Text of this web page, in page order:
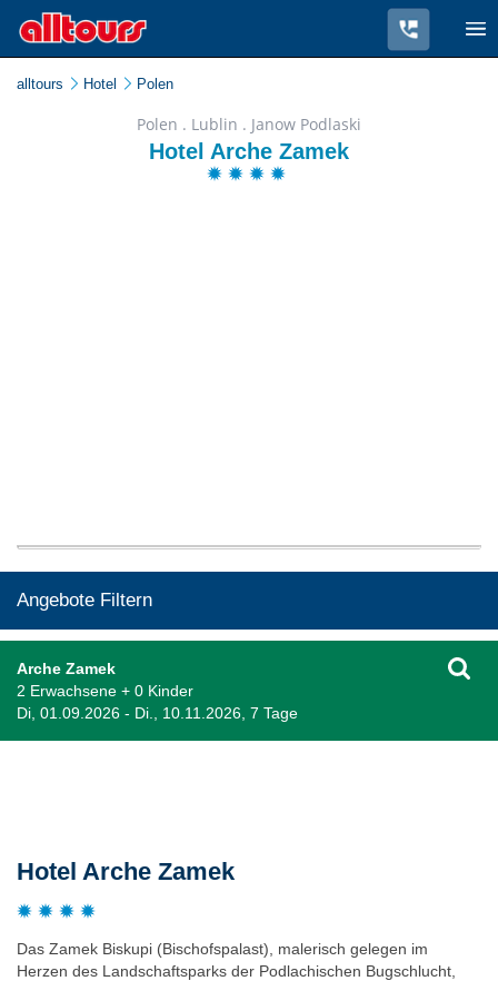
alltours Hotel Polen
Polen . Lublin . Janow Podlaski
Hotel Arche Zamek
Angebote Filtern
Arche Zamek
2 Erwachsene + 0 Kinder
Di, 01.09.2026 - Di., 10.11.2026, 7 Tage
Hotel Arche Zamek
Das Zamek Biskupi (Bischofspalast), malerisch gelegen im
Herzen des Landschaftsparks der Podlachischen Bugschlucht,